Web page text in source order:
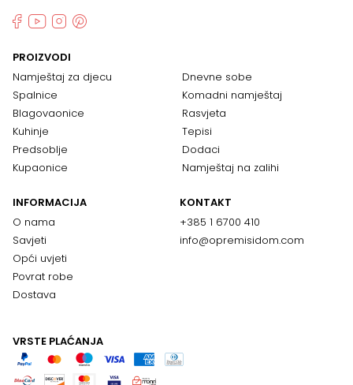
PROIZVODI
Namještaj za djecu
Spalnice
Blagovaonice
Kuhinje
Predsoblje
Kupaonice
Dnevne sobe
Komadni namještaj
Rasvjeta
Tepisi
Dodaci
Namještaj na zalihi
INFORMACIJA
O nama
Savjeti
Opći uvjeti
Povrat robe
Dostava
KONTAKT
+385 1 6700 410
info@opremisidom.com
VRSTE PLAĆANJA